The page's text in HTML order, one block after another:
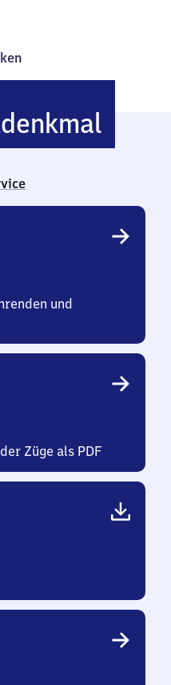
und
Züge als PDF